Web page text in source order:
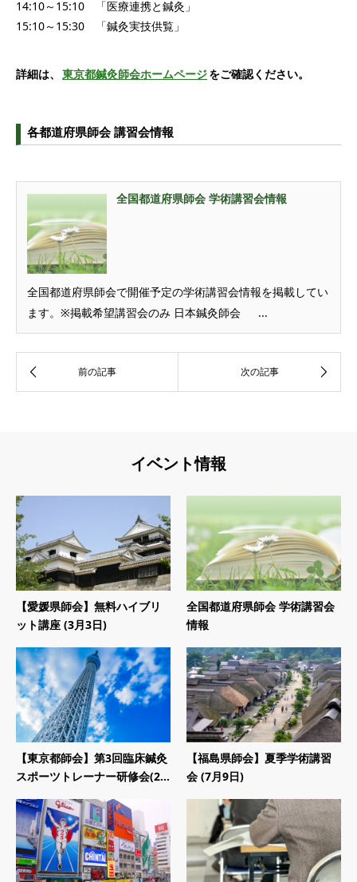
14:10～15:10 「医療連携と鍼灸」
15:10～15:30 「鍼灸実技供覧」
詳細は、 東京都鍼灸師会ホームページをご確認ください。
各都道府県師会 講習会情報
全国都道府県師会 学術講習会情報
全国都道府県師会で開催予定の学術講習会情報を掲載してい
ます。※掲載希望講習会のみ 日本鍼灸師会 ...
イベント情報
【愛媛県師会】無料ハイブリ
ット講座 (3月3日)
全国都道府県師会 学術講習会
情報
【東京都師会】第3回臨床鍼灸
スポーツトレーナー研修会(2...
【福島県師会】夏季学術講習
会 (7月9日)